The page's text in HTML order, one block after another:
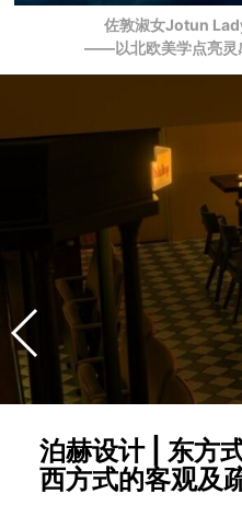
佐敦淑女Jotun
——以北欧美学点亮灵
泊赫设计 | 东方
西方式的客观及